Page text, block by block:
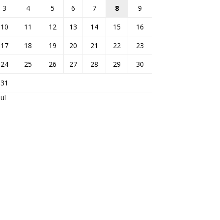
3 4 5 6 7 8
9
10
11 12 13 14 15
16
17
18 19 20 21 22
23
24
25 26 27 28 29
30
31